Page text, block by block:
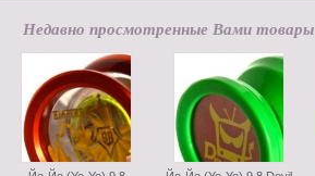
Недавно просмотренные Вами товары